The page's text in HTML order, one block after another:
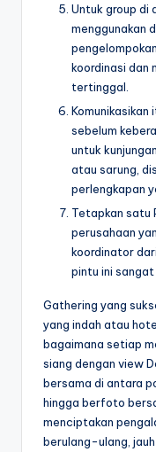
Untuk group di
menggunakan
koordinasi dan
tertinggal.
sebelum
untuk
atau sarung,
perlengkapan
Tetapkan satu
perusahaan
koordinator
pintu ini
Gathering yang
yang indah atau
bagaimana setiap
siang dengan view
bersama di antara
hingga berfoto
menciptakan
berulang-ulang,